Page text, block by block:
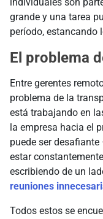
grande y una tarea
período, estancando
El problema
Entre gerentes
problema de la
está trabajando en
la empresa hacia el
puede ser
estar
escribiendo de un
reuniones
Todos estos se